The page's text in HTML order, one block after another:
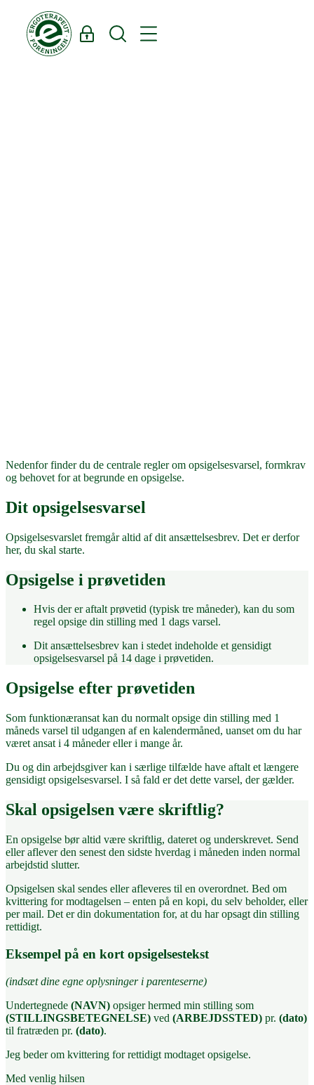
Log ind Søg
Nedenfor finder du de centrale regler om opsigelsesvarsel, formkrav
og behovet for at begrunde en opsigelse.
Dit opsigelsesvarsel
Opsigelsesvarslet fremgår altid af dit ansættelsesbrev. Det er derfor
her, du skal starte.
Opsigelse i prøvetiden
Hvis der er aftalt prøvetid (typisk tre måneder), kan du som
regel opsige din stilling med 1 dags varsel.
Dit ansættelsesbrev kan i stedet indeholde et gensidigt
opsigelsesvarsel på 14 dage i prøvetiden.
Opsigelse efter prøvetiden
Som funktionæransat kan du normalt opsige din stilling med 1
måneds varsel til udgangen af en kalendermåned, uanset om du har
været ansat i 4 måneder eller i mange år.
Du og din arbejdsgiver kan i særlige tilfælde have aftalt et længere
gensidigt opsigelsesvarsel. I så fald er det dette varsel, der gælder.
Skal opsigelsen være skriftlig?
En opsigelse bør altid være skriftlig, dateret og underskrevet. Send
eller aflever den senest den sidste hverdag i måneden inden normal
arbejdstid slutter.
Opsigelsen skal sendes eller afleveres til en overordnet. Bed om
kvittering for modtagelsen – enten på en kopi, du selv beholder, eller
per mail. Det er din dokumentation for, at du har opsagt din stilling
rettidigt.
Eksempel på en kort opsigelsestekst
(indsæt dine egne oplysninger i parenteserne)
Undertegnede (NAVN) opsiger hermed min stilling som
(STILLINGSBETEGNELSE) ved (ARBEJDSSTED) pr. (dato)
til fratræden pr. (dato).
Jeg beder om kvittering for rettidigt modtaget opsigelse.
Med venlig hilsen